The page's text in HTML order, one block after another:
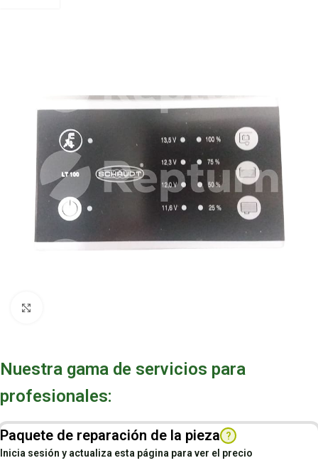
Nuestra gama de servicios para
profesionales:
Paquete de reparación de la pieza ?
Inicia sesión y actualiza esta página para ver el precio